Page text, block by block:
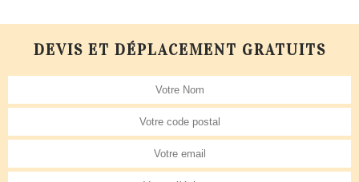
DEVIS ET DÉPLACEMENT GRATUITS